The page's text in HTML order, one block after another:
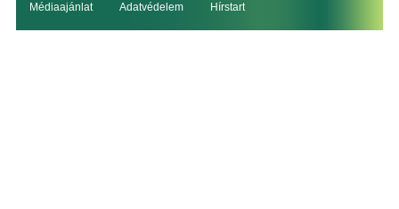
Médiaajánlat Adatvédelem Hírstart